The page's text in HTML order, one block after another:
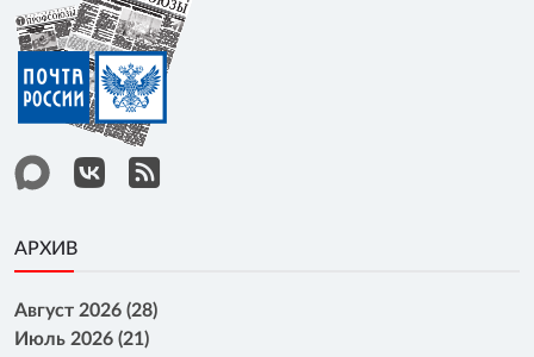
АРХИВ
Август 2026 (28)
Июль 2026 (21)